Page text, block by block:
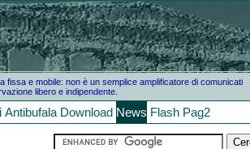
fissa e mobile: non è un semplice amplificatore di comunicati
libero e indipendente.
Antibufala Download News Flash Pag2